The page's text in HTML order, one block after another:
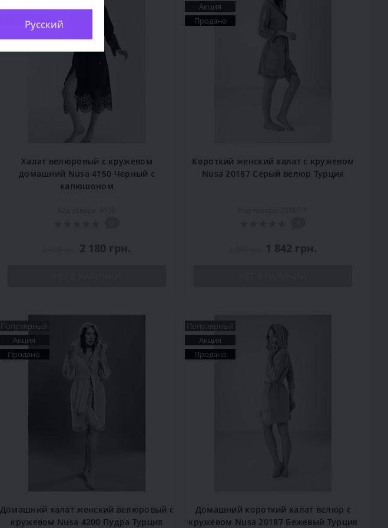
Русский
Акция
Продано
Халат велюровый с кружевом
домашний Nusa 4150 Черный с
капюшоном
2 180 грн.
Акция
Продано
Короткий женский халат с кружевом
Nusa 20187 Серый велюр Турция
1 842 грн.
Популярный
Акция
Продано
Домашний халат женский велюровый с
кружевом Nusa 4200 Пудра Турция
Популярный
Акция
Продано
Домашний короткий халат велюр с
кружевом Nusa 20187 Бежевый Турция